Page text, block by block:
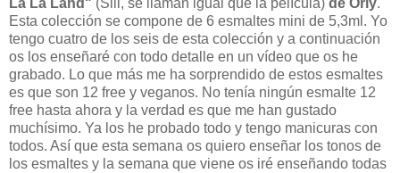
Esta colección se compone de 6 esmaltes mini de 5,3ml. Yo
tengo cuatro de los seis de esta colección y a continuación
os los enseñaré con todo detalle en un vídeo que os he
grabado. Lo que más me ha sorprendido de estos esmaltes
es que son 12 free y veganos. No tenía ningún esmalte 12
free hasta ahora y la verdad es que me han gustado
muchísimo. Ya los he probado todo y tengo manicuras con
todos. Así que esta semana os quiero enseñar los tonos de
los esmaltes y la semana que viene os iré enseñando todas